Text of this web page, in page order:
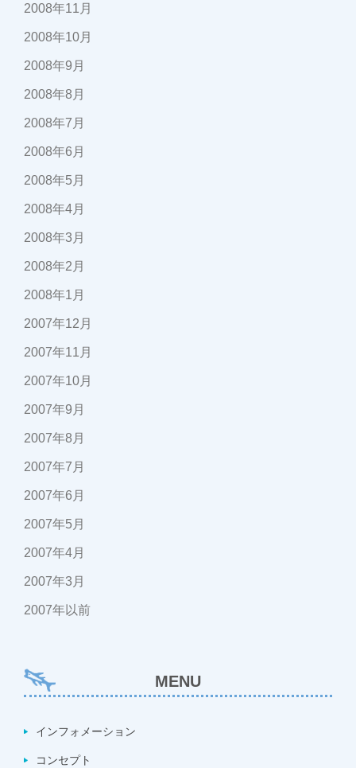
2008年11月
2008年10月
2008年9月
2008年8月
2008年7月
2008年6月
2008年5月
2008年4月
2008年3月
2008年2月
2008年1月
2007年12月
2007年11月
2007年10月
2007年9月
2007年8月
2007年7月
2007年6月
2007年5月
2007年4月
2007年3月
2007年以前
MENU
インフォメーション
コンセプト